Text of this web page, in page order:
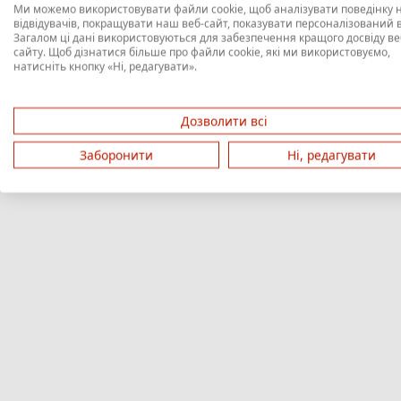
Ми можемо використовувати файли cookie, щоб аналізувати поведінку
відвідувачів, покращувати наш веб-сайт, показувати персоналізований
Загалом ці дані використовуються для забезпечення кращого досвіду
сайту. Щоб дізнатися більше про файли cookie, які ми використовуємо,
натисніть кнопку «Ні, редагувати».
Дозволити всі
Заборонити
Ні, редагувати